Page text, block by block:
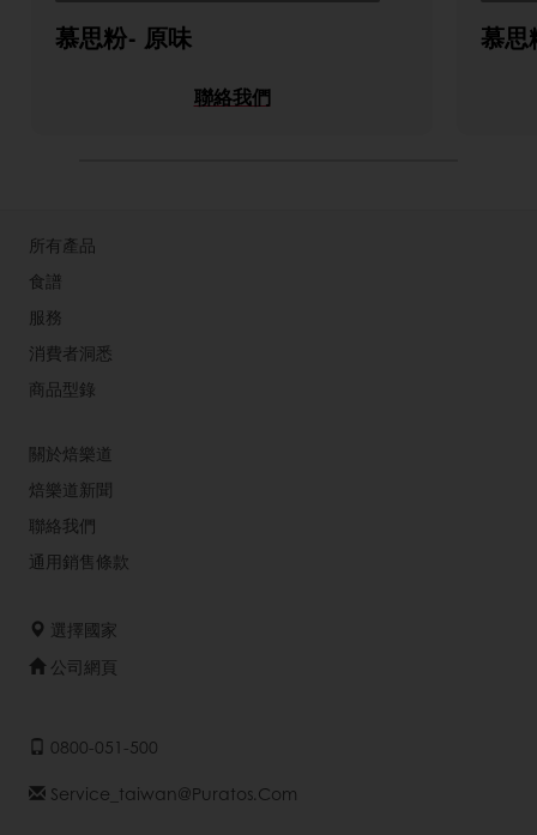
慕思粉- 原味
聯絡我們
慕思
所有產品
食譜
服務
消費者洞悉
商品型錄
關於焙樂道
焙樂道新聞
聯絡我們
通用銷售條款
選擇國家
公司網頁
0800-051-500
Service_taiwan@puratos.com